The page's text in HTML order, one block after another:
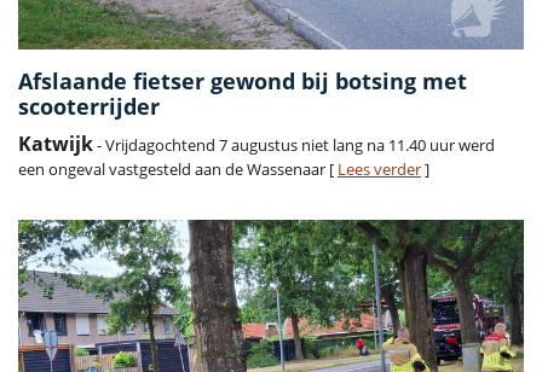
Afslaande fietser gewond bij botsing met
scooterrijder
Katwijk- Vrijdagochtend 7 augustus niet lang na 11.40 uur werd
een ongeval vastgesteld aan de Wassenaar [ Lees verder]